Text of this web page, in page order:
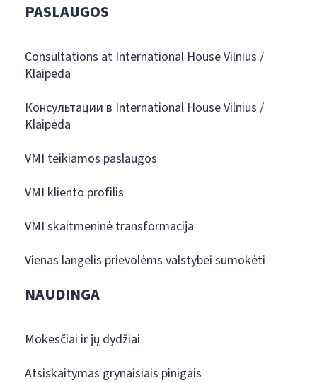
PASLAUGOS
Consultations at International House Vilnius /
Klaipėda
Консультации в International House Vilnius /
Klaipėda
VMI teikiamos paslaugos
VMI kliento profilis
VMI skaitmeninė transformacija
Vienas langelis prievolėms valstybei sumokėti
NAUDINGA
Mokesčiai ir jų dydžiai
Atsiskaitymas grynaisiais pinigais